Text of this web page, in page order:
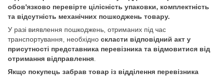
обов'язково перевірте цілісність упаковки, комплектність
та відсутність механічних пошкоджень товару.
У разі виявлення пошкоджень, отриманих під час
транспортування, необхідно скласти відповідний акт у
присутності представника перевізника та відмовитися від
отримання відправлення
Якщо покупець забрав товар із відділення перевізника